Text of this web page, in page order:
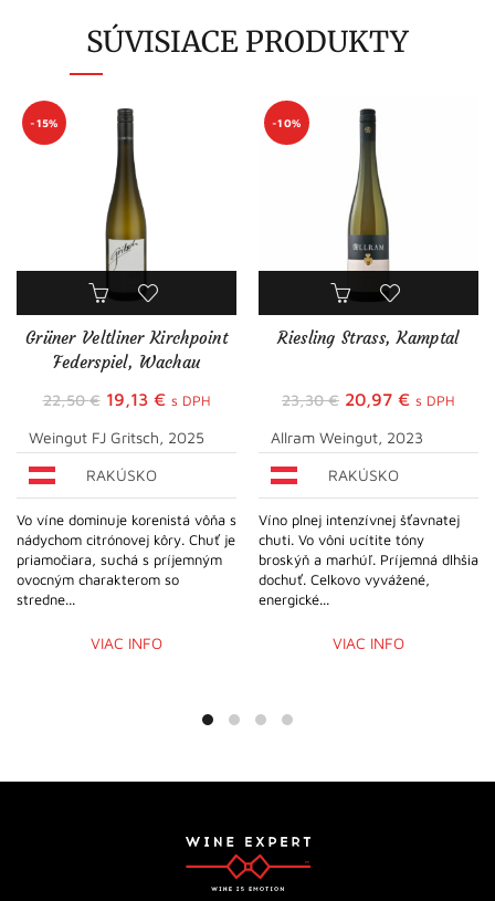
SÚVISIACE PRODUKTY
-15%
Grüner Veltliner Kirchpoint
Federspiel, Wachau
22,50€ Pôvodná
bola:
22,50 €.
19,13 €Aktuálna
je:
s DPH
Weingut FJ Gritsch, 2025
RAKÚSKO
Vo víne dominuje korenistá vôňa s
nádychom citrónovej kôry. Chuť je
priamočiara, suchá s príjemným
ovocným charakterom so
stredne...
VIAC INFO
-10%
Riesling Strass, Kamptal
23,30€ Pôvodná
bola:
23,30 €.
20,97 €Aktuálna
je:
s DPH
Allram Weingut, 2023
RAKÚSKO
Víno plnej intenzívnej šťavnatej
chuti. Vo vôni ucítite tóny
broskýň a marhúľ. Príjemná dlhšia
dochuť. Celkovo vyvážené,
energické...
VIAC INFO